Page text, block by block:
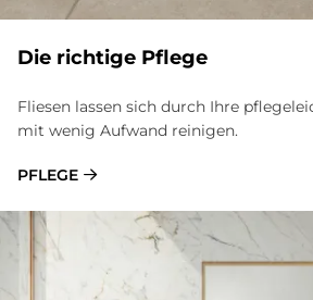
Die rich­ti­ge Pfle­ge
Fliesen lassen sich durch Ihre
mit wenig Aufwand reinigen.
PFLEGE